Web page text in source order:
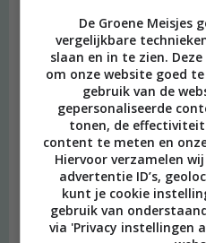
De Groene Meisjes
vergelijkbare
slaan en in te zien.
om onze website goed
gebruik van de
gepersonaliseerde
tonen, de
content te meten en
Hiervoor verzamelen
advertentie ID’s,
kunt je cookie
gebruik van
via 'Privacy instellingen